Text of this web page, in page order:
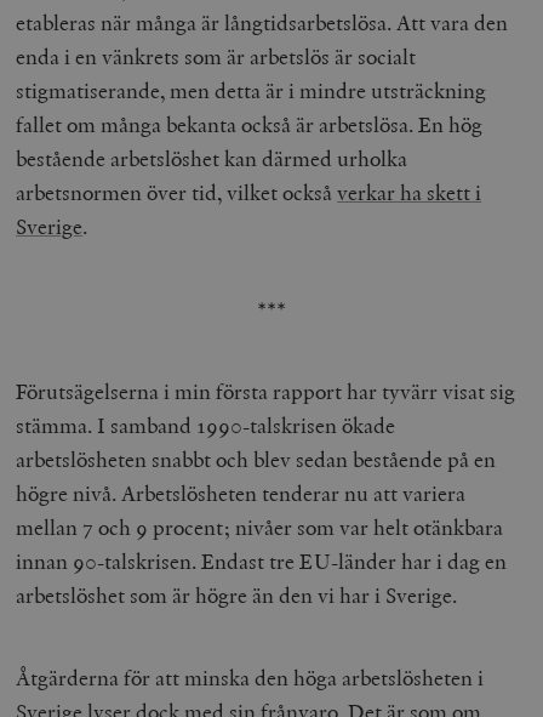
etableras när många är långtidsarbetslösa. Att vara den
enda i en vänkrets som är arbetslös är socialt
stigmatiserande, men detta är i mindre utsträckning
fallet om många bekanta också är arbetslösa. En hög
bestående arbetslöshet kan därmed urholka
arbetsnormen över tid, vilket ocksåverkar ha skett i
Sverige.
***
Förutsägelserna i min första rapport har tyvärr visat sig
stämma. I samband 1990-talskrisen ökade
arbetslösheten snabbt och blev sedan bestående på en
högre nivå. Arbetslösheten tenderar nu att variera
mellan 7 och 9 procent; nivåer som var helt otänkbara
innan 90-talskrisen. Endast tre EU-länder har i dag en
arbetslöshet som är högre än den vi har i Sverige.
Åtgärderna för att minska den höga arbetslösheten i
Sverige lyser dock med sin frånvaro. Det är som om